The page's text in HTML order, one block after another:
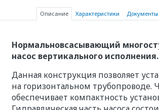
Описание Характеристики Документы
Нормальновсасывающий
насос вертикального исполнения.
Данная конструкция позволяет
на горизонтальном трубопроводе.
обеспечивает компактность